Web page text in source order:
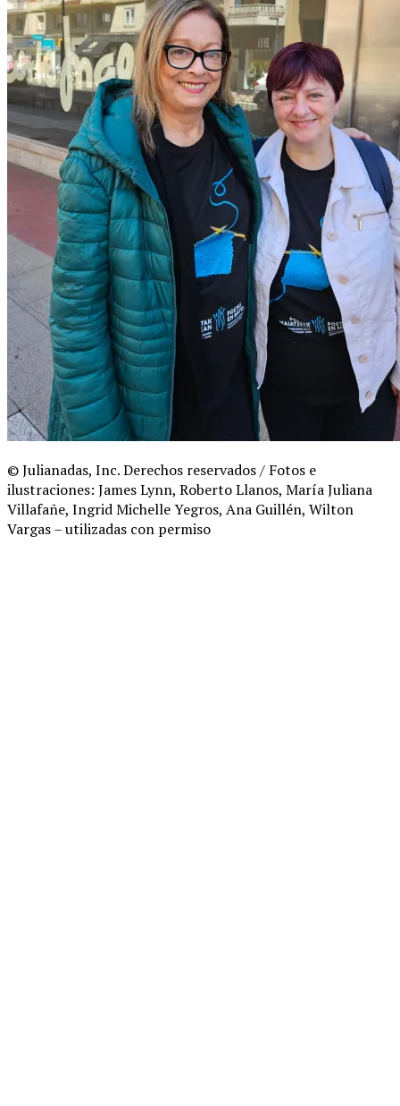
© Julianadas, Inc. Derechos reservados / Fotos e
ilustraciones: James Lynn, Roberto Llanos, María Juliana
Villafañe, Ingrid Michelle Yegros, Ana Guillén, Wilton
Vargas – utilizadas con permiso